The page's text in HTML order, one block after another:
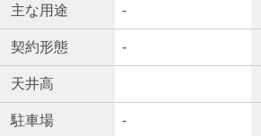
主な用途 -
契約形態 -
天井高
駐車場 -